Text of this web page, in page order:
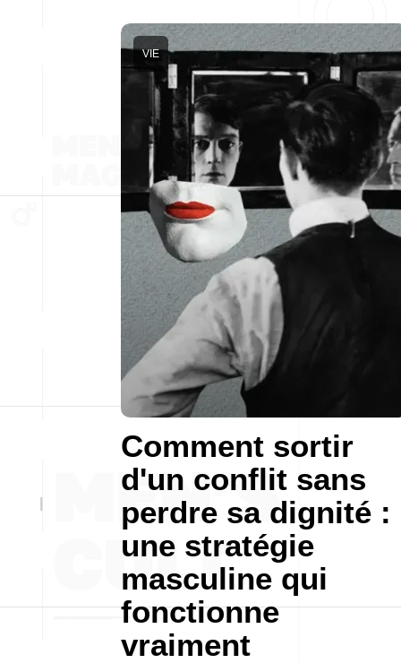
Comment sortir
d'un conflit sans
perdre sa dignité :
une stratégie
masculine qui
fonctionne
vraiment
VIE